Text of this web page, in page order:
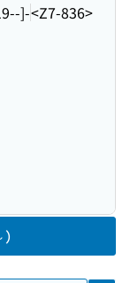
]-<Z7-836>